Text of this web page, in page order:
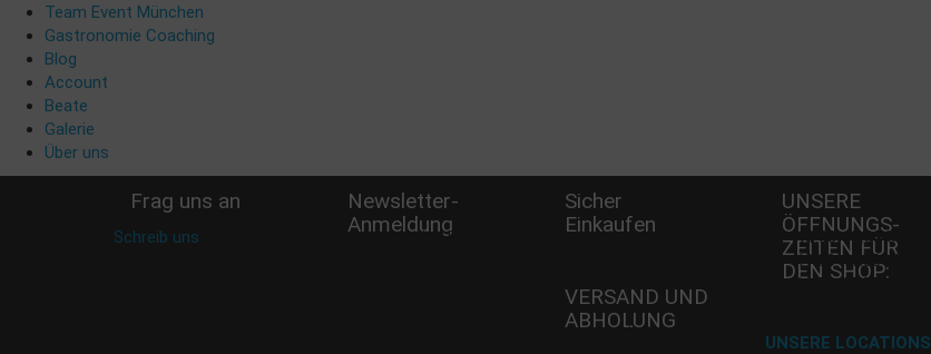
Team Event München
Gastronomie Coaching
Blog
Account
Beate
Galerie
Über uns
Frag uns an
Schreib uns
Newsletter-
Anmeldung
Verpasse keine Rabatt-
Sicher
Einkaufen
VERSAND UND
ABHOLUNG
Versand mit DHL
UNSERE
ÖFFNUNGS­
ZEITEN FÜR
DEN SHOP:
Mi - 11:00-17:00 Uhr
Do -11:00-17:00 Uhr
Fr - 11:00-17:00 Uhr
UNSERE LOCATIONS